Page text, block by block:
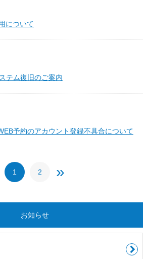
について
テム復旧のご案内
予約のアカウント登録不具合について
1 2 »
お知らせ